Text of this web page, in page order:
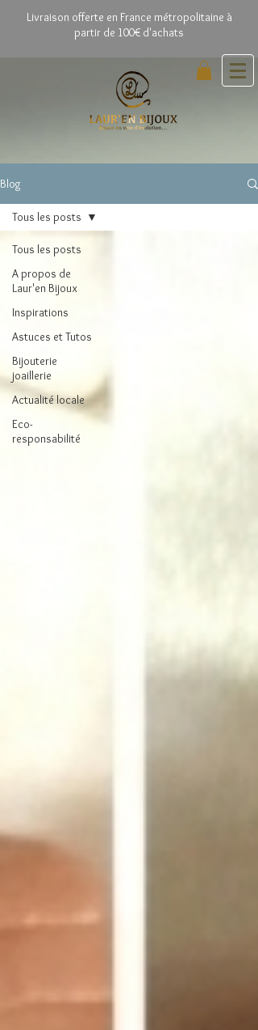
Livraison offerte en France métropolitaine à
partir de 100€ d'achats
Blog
Tous les posts
A propos de
Laur'en Bijoux
Inspirations
Astuces et Tutos
Bijouterie
joaillerie
Actualité locale
Eco-
responsabilité
Tous les posts